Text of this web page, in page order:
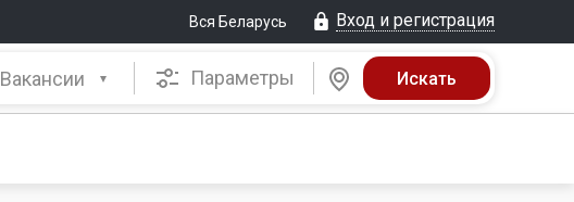
Вся Беларусь Вход и регистрация
Вакансии Параметры